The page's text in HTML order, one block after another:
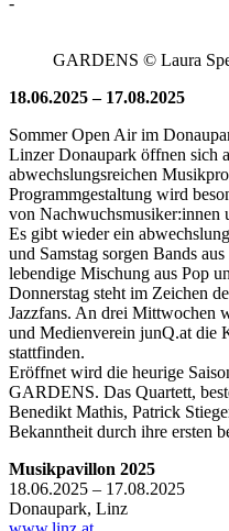
GARDENS © Laura
18.06.2025 – 17.08.2025
Sommer Open Air im
Linzer Donaupark öffnen sich
abwechslungsreichen
Programmgestaltung wird
von Nachwuchsmusiker:innen
Es gibt wieder ein
und Samstag sorgen Bands
lebendige Mischung aus Pop
Donnerstag steht im Zeichen
Jazzfans. An drei Mittwochen
und Medienverein junQ.at die
stattfinden.
Eröffnet wird die heurige
GARDENS. Das Quartett,
Benedikt Mathis, Patrick
Bekanntheit durch ihre ersten
Musikpavillon 2025
18.06.2025 – 17.08.2025
Donaupark, Linz